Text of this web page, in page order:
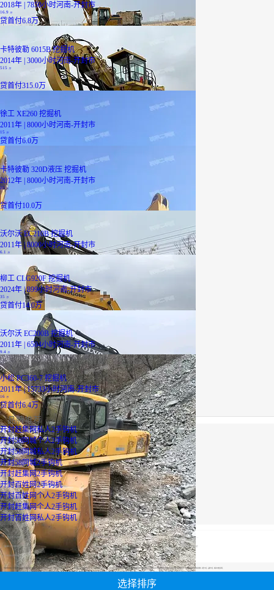
2018年 | 7850小时河南-开封市
16.9 万
贷首付6.8万
卡特彼勒 6015B 挖掘机
2014年 | 3000小时河南-开封市
515
贷首付315.0万
徐工 XE260 挖掘机
2011年 | 8000小时河南-开封市
15 万
贷首付6.0万
卡特彼勒 320D液压 挖掘机
2012年 | 8000小时河南-开封市
25 万
贷首付10.0万
沃尔沃 EC210B 挖掘机
2011年 | 8000小时河南-开封市
6.1 万
柳工 CLG920F 挖掘机
2024年 | 899小时河南-开封市
35
贷首付14.0万
沃尔沃 EC200B 挖掘机
2011年 | 6504小时河南-开封市
9.4 万
小松 PC360-7 挖掘机
2011年 | 15733小时河南-开封市
16
贷首付6.4万
品牌推荐
开封赶集网私人2手钩机
开封58同城个人2手钩机
开封58同城私人2手钩机
开封58同城2手钩机
开封赶集网2手钩机
开封百姓网2手钩机
开封百姓网个人2手钩机
开封赶集网个人2手钩机
开封百姓网私人2手钩机
最优设备
广西二手挖掘机 轮式挖掘机报价 山河智能挖机报价表
山河智能挖机报价表 二手压路机报价
小松60挖掘机价格
选择排序